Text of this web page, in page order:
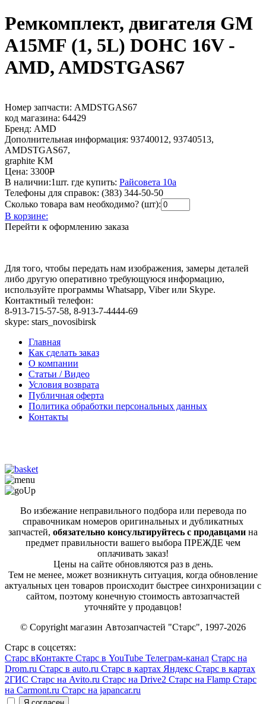
Ремкомплект, двигателя GM
A15MF (1, 5L) DOHC 16V -
AMD, AMDSTGAS67
Номер запчасти: AMDSTGAS67
код магазина: 64429
Бренд: AMD
Дополнительная информация: 93740012, 93740513,
AMDSTGAS67,
graphite KM
Цена: 3300Р
В наличии:1шт. где купить: Райсовета 10а
Телефоны для справок: (383) 344-50-50
Сколько товара вам необходимо? (шт):
В корзине:
Перейти к оформлению заказа
Для того, чтобы передать нам изображения, замеры деталей
либо другую оперативно требующуюся информацию,
используйте программы Whatsapp, Viber или Skype.
Контактный телефон:
8-913-715-57-58, 8-913-7-4444-69
skype: stars_novosibirsk
Главная
Как сделать заказ
О компании
Статьи / Видео
Условия возврата
Публичная оферта
Политика обработки персональных данных
Контакты
Во избежание неправильного подбора или перевода по
справочникам номеров оригинальных и дубликатных
запчастей, обязательно консультируйтесь с продавцами на
предмет правильности вашего выбора ПРЕЖДЕ чем
оплачивать заказ!
Цены на сайте обновляются раз в день.
Тем не менее, может возникнуть ситуация, когда обновление
актуальных цен товаров происходит быстрее синхронизации с
сайтом, поэтому конечную стоимость автозапчастей
уточняйте у продавцов!
© Copyright магазин Автозапчастей "Старс", 1997-2026
Старс в соцсетях:
Старс вКонтакте Старс в YouTube Телеграм-канал Старс на
Drom.ru Старс в auto.ru Старс в картах Яндекс Старс в картах
2ГИС Старс на Avito.ru Старс на Drive2 Старс на Flamp Старс
на Carmont.ru Старс на japancar.ru